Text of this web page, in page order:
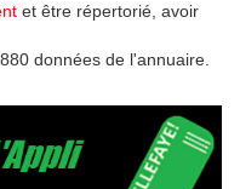
et être répertorié, avoir
données de l'annuaire.